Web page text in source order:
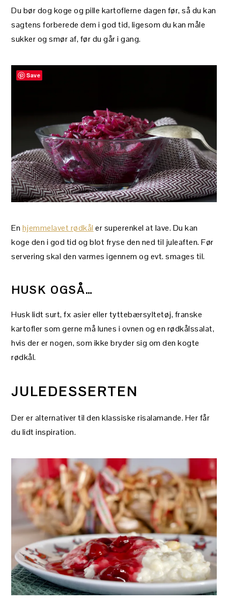
Du bør dog koge og pille kartoflerne dagen før, så du kan
sagtens forberede dem i god tid, ligesom du kan måle
sukker og smør af, før du går i gang.
En hjemmelavet rødkål er superenkel at lave. Du kan
koge den i god tid og blot fryse den ned til juleaften. Før
servering skal den varmes igennem og evt. smages til.
HUSK OGSÅ…
Husk lidt surt, fx asier eller tyttebærsyltetøj, franske
kartofler som gerne må lunes i ovnen og en rødkålssalat,
hvis der er nogen, som ikke bryder sig om den kogte
rødkål.
JULEDESSERTEN
Der er alternativer til den klassiske risalamande. Her får
du lidt inspiration.
Save